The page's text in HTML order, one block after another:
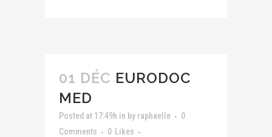
01 DÉC EURODOC
MED
Posted at 17:49h in by raphaelle
0
Comments
0 Likes